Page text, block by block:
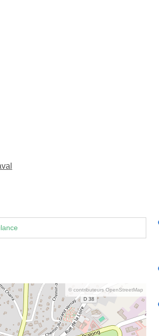
© contributeurs OpenStreetMap